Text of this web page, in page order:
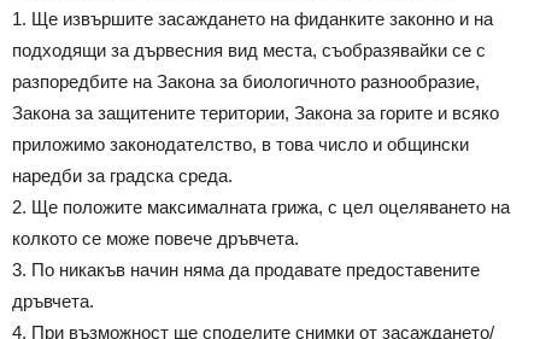
1. Ще извършите засаждането на фиданките законно и на
подходящи за дървесния вид места, съобразявайки се с
разпоредбите на Закона за биологичното разнообразие,
Закона за защитените територии, Закона за горите и всяко
приложимо законодателство, в това число и общински
наредби за градска среда.
2. Ще положите максималната грижа, с цел оцеляването на
колкото се може повече дръвчета.
3. По никакъв начин няма да продавате предоставените
дръвчета.
4. При възможност ще споделите снимки от засаждането/